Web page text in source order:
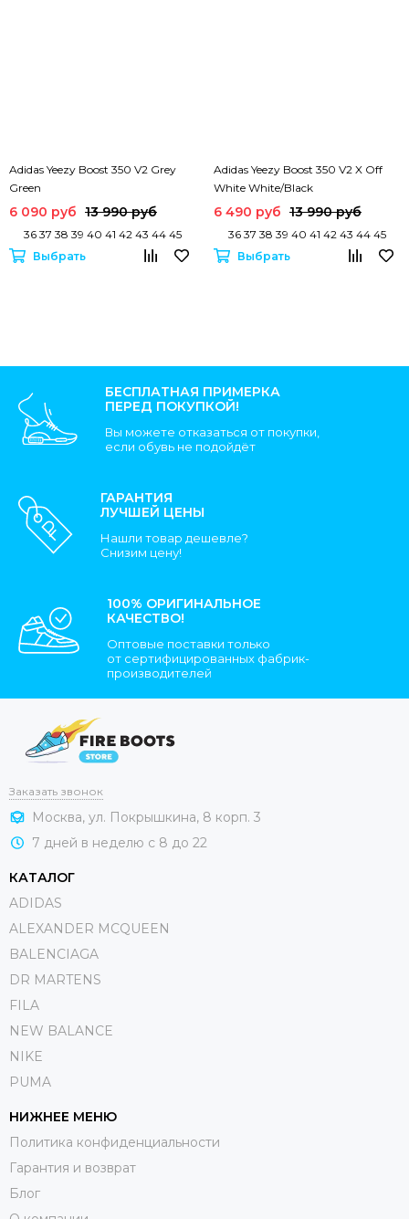
Adidas Yeezy Boost 350 V2 Grey
Green
6 090 руб 13 990 руб
36 37 38 39 40 41 42 43 44 45
Выбрать
Adidas Yeezy Boost 350 V2 X Off
White White/Black
6 490 руб 13 990 руб
36 37 38 39 40 41 42 43 44 45
Выбрать
БЕСПЛАТНАЯ ПРИМЕРКА
ПЕРЕД ПОКУПКОЙ!
Вы можете отказаться от покупки,
если обувь не подойдёт
ГАРАНТИЯ
ЛУЧШЕЙ ЦЕНЫ
Нашли товар дешевле?
Снизим цену!
100% ОРИГИНАЛЬНОЕ
КАЧЕСТВО!
Оптовые поставки только
от сертифицированных фабрик-
производителей
Заказать звонок
Москва, ул. Покрышкина, 8 корп. 3
7 дней в неделю с 8 до 22
КАТАЛОГ
ADIDAS
ALEXANDER MCQUEEN
BALENCIAGA
DR MARTENS
FILA
NEW BALANCE
NIKE
PUMA
НИЖНЕЕ МЕНЮ
Политика конфиденциальности
Гарантия и возврат
Блог